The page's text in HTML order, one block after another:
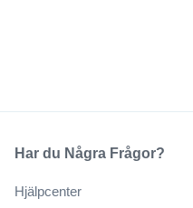
Har du Några Frågor?
Hjälpcenter